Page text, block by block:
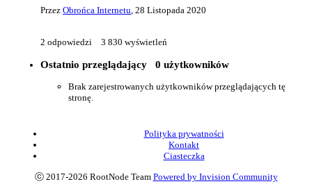
Przez Obrońca Internetu 28 Listopada 2020
2 odpowiedzi 3 830 wyświetleń
Ostatnio przeglądający 0 użytkowników
Brak zarejestrowanych użytkowników przeglądających tę
stronę.
Polityka prywatności
Kontakt
Ciasteczka
ⓒ 2017-2026 RootNode Team Powered by Invision Community